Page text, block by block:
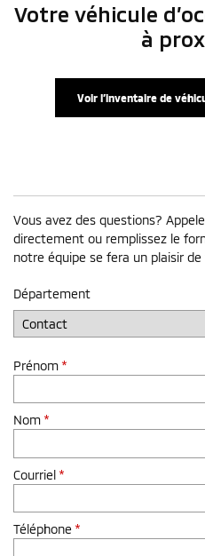
Votre véhicule
à
Voir l’inventaire de
Vous avez des questions?
directement ou remplissez le
notre équipe se fera un plaisir de
Département
Prénom *
Nom *
Courriel *
Téléphone *